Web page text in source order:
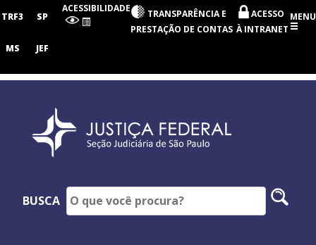
Judiciária
Paulo
TRF3 SP
MS JEF
ACESSIBILIDADE
TRANSPARÊNCIA E
PRESTAÇÃO DE CONTAS
ACESSO
À INTRANET
MENU
BUSCA